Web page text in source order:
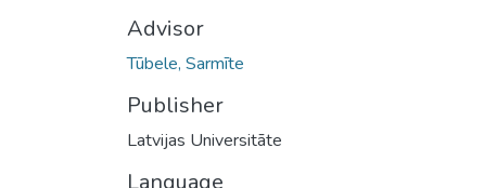
Advisor
Tūbele, Sarmīte
Publisher
Latvijas Universitāte
Language